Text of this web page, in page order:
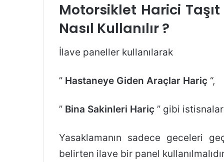
Motorsiklet Harici
Nasıl Kullanılır ?
İlave paneller kullanılarak
” Hastaneye Giden Araçlar Hariç “,
” Bina Sakinleri Hariç ” gibi
Yasaklamanın sadece geceleri
belirten ilave bir panel